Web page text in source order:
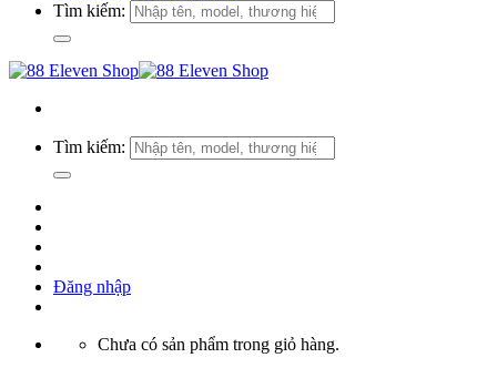
Tìm kiếm:
Tìm kiếm:
Đăng nhập
Chưa có sản phẩm trong giỏ hàng.